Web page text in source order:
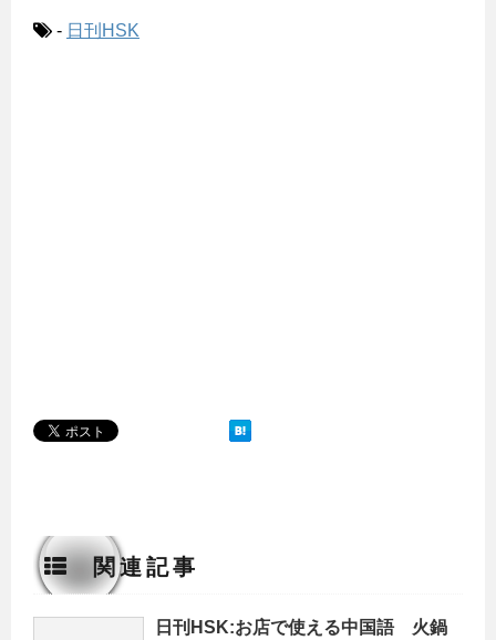
- 日刊HSK
関連記事
日刊HSK:お店で使える中国語 火鍋